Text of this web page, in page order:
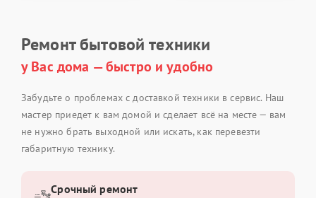
Ремонт бытовой техники
у Вас дома — быстро и удобно
Забудьте о проблемах с доставкой техники в сервис. Наш
мастер приедет к вам домой и сделает всё на месте — вам
не нужно брать выходной или искать, как перевезти
габаритную технику.
Срочный ремонт